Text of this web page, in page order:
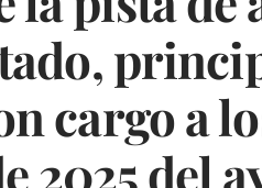
cargo a
2025 del